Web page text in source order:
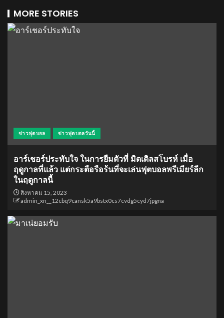
MORE STORIES
ข่าวฟุตบอล ข่าวฟุตบอลวันนี้
อาร์เชอร์ประทับใจ ในการยืมตัวที่ มิดเดิลสโบรห์ เมื่อ
ฤดูกาลที่แล้ว แต่กระตือรือร้นที่จะเล่นฟุตบอลพรีเมียร์ลีก
ในฤดูกาลนี้
สิงหาคม 15, 2023
admin_xn__12cbq9cansk5a9bstx0cs7cvdg5cyd7jpgna